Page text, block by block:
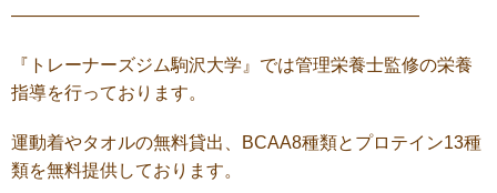
———————————————————————
『トレーナーズジム駒沢大学』では管理栄養士監修の栄養
指導を行っております。
運動着やタオルの無料貸出、BCAA8種類とプロテイン13種
類を無料提供しております。